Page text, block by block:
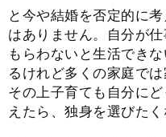
と今や結婚を否定的に
はありません。自分が
もらわないと生活でき
るけれど多くの家庭で
その上子育ても自分に
えたら、独身を選びたく